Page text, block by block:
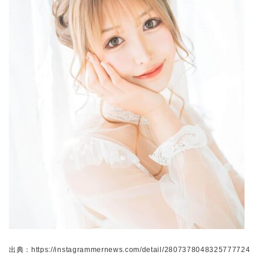
出典：https://instagrammernews.com/detail/2807378048325777724